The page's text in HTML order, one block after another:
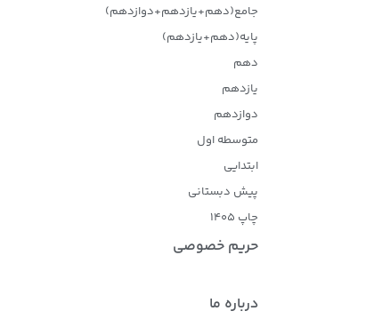
جامع(دهم+یازدهم+دوازدهم)
پایه(دهم+یازدهم)
دهم
یازدهم
دوازدهم
متوسطه اول
ابتدایی
پیش دبستانی
چاپ 1405
حریم خصوصی
درباره ما